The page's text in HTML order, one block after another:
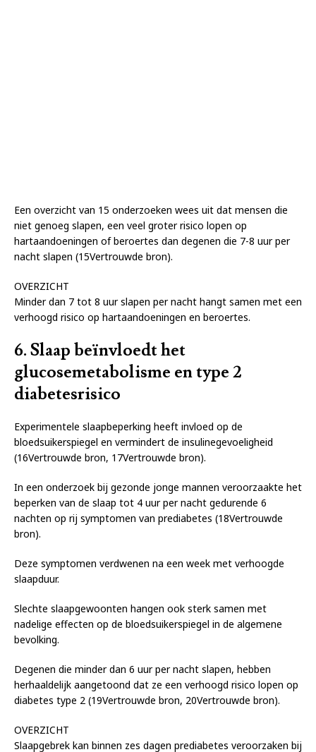
Een overzicht van 15 onderzoeken wees uit dat mensen die
niet genoeg slapen, een veel groter risico lopen op
hartaandoeningen of beroertes dan degenen die 7-8 uur per
nacht slapen (15Vertrouwde bron).
OVERZICHT
Minder dan 7 tot 8 uur slapen per nacht hangt samen met een
verhoogd risico op hartaandoeningen en beroertes.
6. Slaap beïnvloedt het
glucosemetabolisme en type 2
diabetesrisico
Experimentele slaapbeperking heeft invloed op de
bloedsuikerspiegel en vermindert de insulinegevoeligheid
(16Vertrouwde bron, 17Vertrouwde bron).
In een onderzoek bij gezonde jonge mannen veroorzaakte het
beperken van de slaap tot 4 uur per nacht gedurende 6
nachten op rij symptomen van prediabetes (18Vertrouwde
bron).
Deze symptomen verdwenen na een week met verhoogde
slaapduur.
Slechte slaapgewoonten hangen ook sterk samen met
nadelige effecten op de bloedsuikerspiegel in de algemene
bevolking.
Degenen die minder dan 6 uur per nacht slapen, hebben
herhaaldelijk aangetoond dat ze een verhoogd risico lopen op
diabetes type 2 (19Vertrouwde bron, 20Vertrouwde bron).
OVERZICHT
Slaapgebrek kan binnen zes dagen prediabetes veroorzaken bij